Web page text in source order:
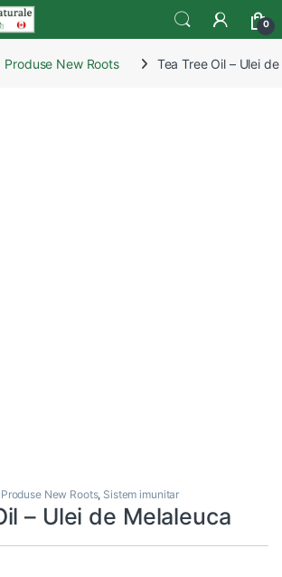
0
Produse New Roots Tea Tree Oil – Ulei
Produse New Roots, Sistem imunitar
– Ulei de Melaleuca